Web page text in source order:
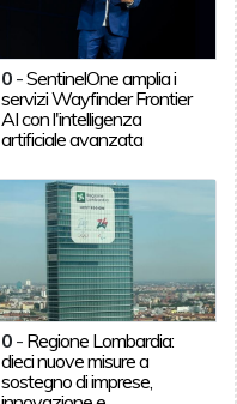
0 -SentinelOne amplia i
servizi Wayfinder Frontier
AI con l'intelligenza
artificiale avanzata
0 - Regione Lombardia:
dieci nuove misure a
sostegno di imprese,